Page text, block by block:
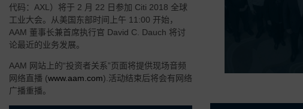
代码：AXL）将于 2 月 22 日参加 Citi 2018 全球
工业大会。从美国东部时间上午 11:00 开始，
AAM 董事长兼首席执行官 David C. Dauch 将讨
论最近的业务发展。
AAM 网站上的“投资者关系”页面将提供现场音频
网络直播 (www.aam.com).活动结束后将会有网络
广播重播。